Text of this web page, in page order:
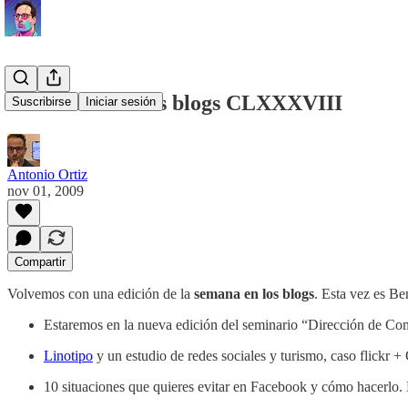
Suscribirse Iniciar sesión
La semana en los blogs CLXXXVIII
Antonio Ortiz
nov 01, 2009
Compartir
Volvemos con una edición de la semana en los blogs. Esta vez es
Estaremos en la nueva edición del seminario “Dirección de
Linotipo y un estudio de redes sociales y turismo, caso flickr +
10 situaciones que quieres evitar en Facebook y cómo